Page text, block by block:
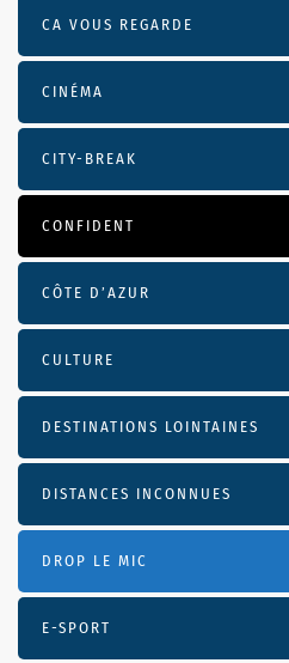
CA VOUS REGARDE
CINÉMA
CITY-BREAK
CONFIDENT
CÔTE D’AZUR
CULTURE
DESTINATIONS LOINTAINES
DISTANCES INCONNUES
DROP LE MIC
E-SPORT